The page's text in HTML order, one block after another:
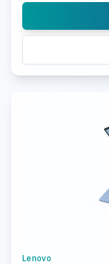
Lenovo